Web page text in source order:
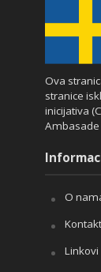
Ova
stranice
inicijativa
Ambasade
O
Kontakt
Linkovi